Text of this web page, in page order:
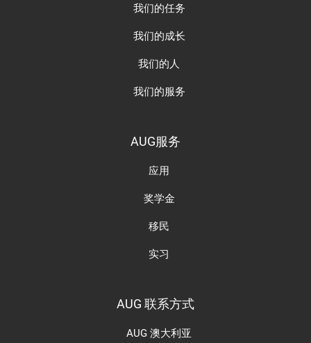
我们的任务
我们的成长
我们的人
我们的服务
AUG服务
应用
奖学金
移民
实习
AUG 联系方式
AUG 澳大利亚